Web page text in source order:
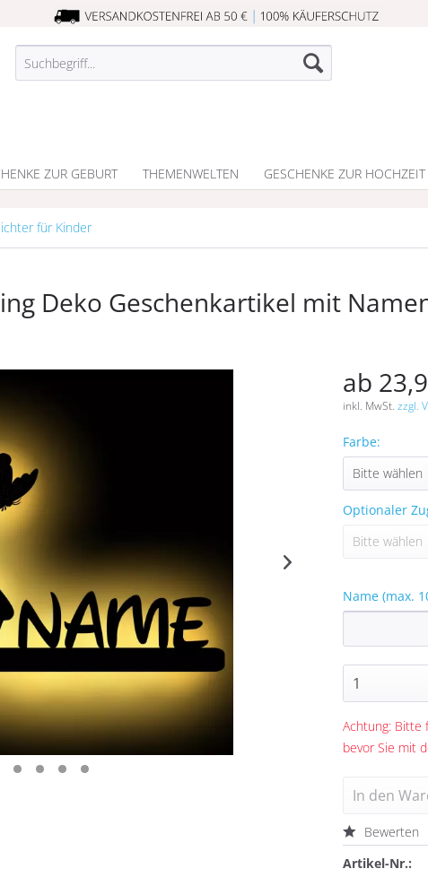
ZUR GEBURT THEMENWELTEN GESCHENKE ZUR HOCHZEIT
für Kinder
Deko Geschenkartikel mit
ab
inkl. MwSt.zzgl.
Farbe:
Optionaler
Name (max.
Achtung: Bitte
bevor Sie mit
In den
Bewerten
Artikel-Nr.: